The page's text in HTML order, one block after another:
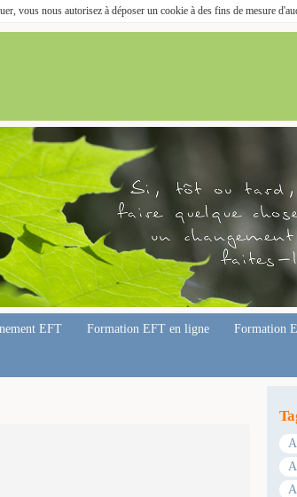
vous nous autorisez à déposer un cookie à des fins de mesure
EFT Formation EFT en ligne Formation